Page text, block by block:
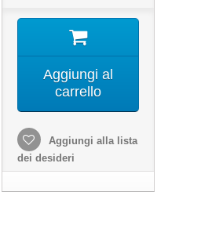
Aggiungi al
carrello
Aggiungi alla lista
dei desideri